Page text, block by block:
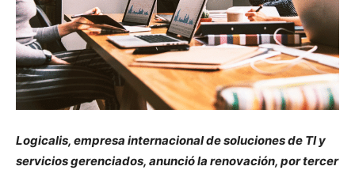
Logicalis, empresa internacional de soluciones de TI y
servicios gerenciados, anunció la renovación, por tercer